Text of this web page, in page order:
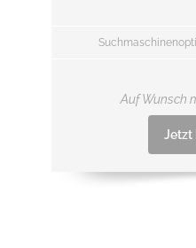
Auf Wunsch
Jetzt